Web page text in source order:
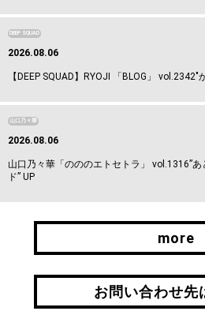
DEEP SQUAD
2026.08.06
【DEEP SQUAD】RYOJI 「BLOG」 vol.2342"
山口乃々華
2026.08.06
山口乃々華「のののエトセトラ」 vol.1316”
ド” UP
more
more
お問い合わせ先
お問い合わせ先
引継ぎはこ